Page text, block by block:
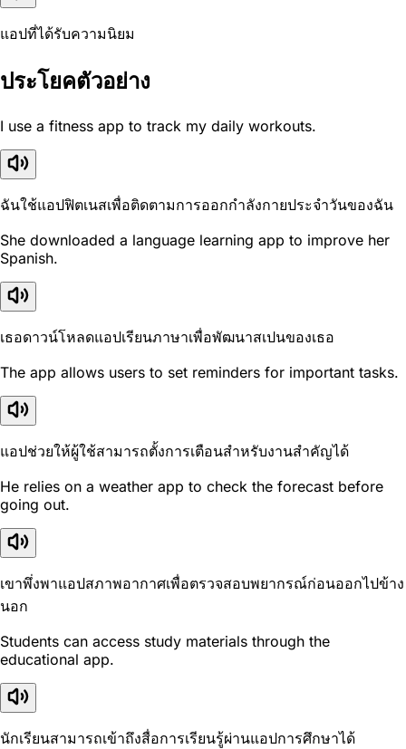
แอปที่ได้รับความนิยม
ประโยคตัวอย่าง
I use a fitness app to track my daily workouts.
ฉันใช้แอปฟิตเนสเพื่อติดตามการออกกำลังกายประจำวันของฉัน
She downloaded a language learning app to improve her
Spanish.
เธอดาวน์โหลดแอปเรียนภาษาเพื่อพัฒนาสเปนของเธอ
The app allows users to set reminders for important tasks.
แอปช่วยให้ผู้ใช้สามารถตั้งการเตือนสำหรับงานสำคัญได้
He relies on a weather app to check the forecast before
going out.
เขาพึ่งพาแอปสภาพอากาศเพื่อตรวจสอบพยากรณ์ก่อนออกไปข้าง
นอก
Students can access study materials through the
educational app.
นักเรียนสามารถเข้าถึงสื่อการเรียนรู้ผ่านแอปการศึกษาได้